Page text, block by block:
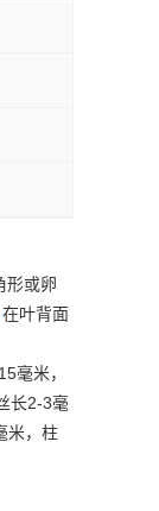
形或卵
在叶背面
毫米，
长2-3毫
米，柱